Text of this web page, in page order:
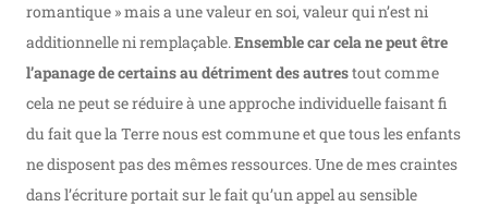
romantique » mais a une valeur en soi, valeur qui n’est ni
additionnelle ni remplaçable.Ensemble car cela ne peut être
l’apanage de certains au détriment des autrestout comme
cela ne peut se réduire à une approche individuelle faisant fi
du fait que la Terre nous est commune et que tous les enfants
ne disposent pas des mêmes ressources. Une de mes craintes
dans l’écriture portait sur le fait qu’un appel au sensible